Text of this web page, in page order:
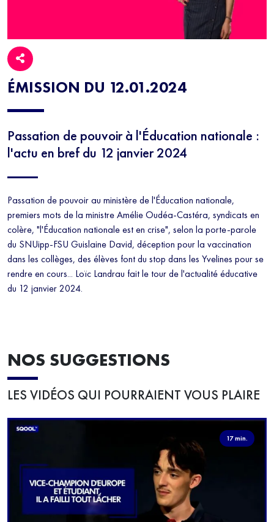
ÉMISSION DU 12.01.2024
Passation de pouvoir à l'Éducation nationale :
l'actu en bref du 12 janvier 2024
Passation de pouvoir au ministère de l'Éducation nationale,
premiers mots de la ministre Amélie Oudéa-Castéra, syndicats en
colère, "l'Éducation nationale est en crise", selon la porte-parole
du SNUipp-FSU Guislaine David, déception pour la vaccination
dans les collèges, des élèves font du stop dans les Yvelines pour se
rendre en cours... Loïc Landrau fait le tour de l'actualité éducative
du 12 janvier 2024.
NOS SUGGESTIONS
LES VIDÉOS QUI POURRAIENT VOUS PLAIRE
17 min.